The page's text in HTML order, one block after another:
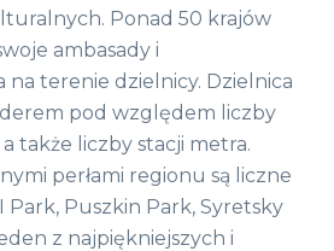
Ponad 50 krajów
ambasady i
na terenie dzielnicy. Dzielnica
pod względem liczby
a także liczby stacji metra.
perłami regionu są liczne
Puszkin Park, Syretsky
z najpiękniejszych i